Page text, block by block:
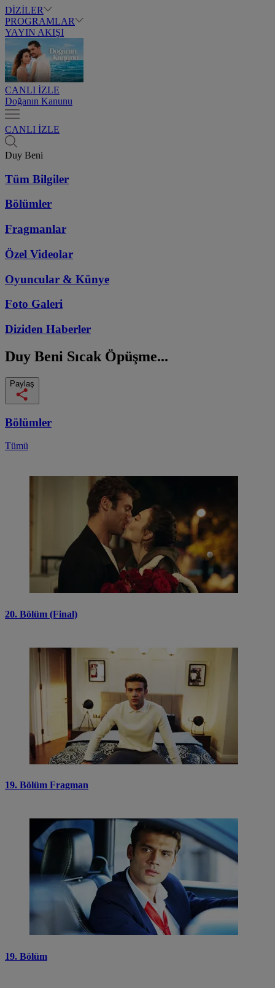
DİZİLER
PROGRAMLAR
YAYIN AKIŞI
CANLI İZLE
Doğanın Kanunu
CANLI İZLE
Duy Beni
Tüm Bilgiler
Bölümler
Fragmanlar
Özel Videolar
Oyuncular & Künye
Foto Galeri
Diziden Haberler
Duy Beni Sıcak Öpüşme...
Paylaş
Bölümler
Tümü
20. Bölüm (Final)
19. Bölüm Fragman
19. Bölüm